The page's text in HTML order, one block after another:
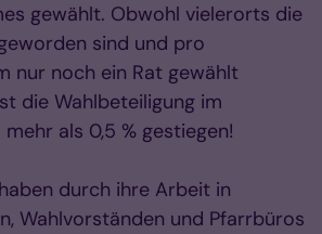
gewählt. Obwohl vielerorts die
sind und pro
nur noch ein Rat gewählt
die Wahlbeteiligung im
als 0,5 % gestiegen!
durch ihre Arbeit in
Wahlvorständen und Pfarrbüros